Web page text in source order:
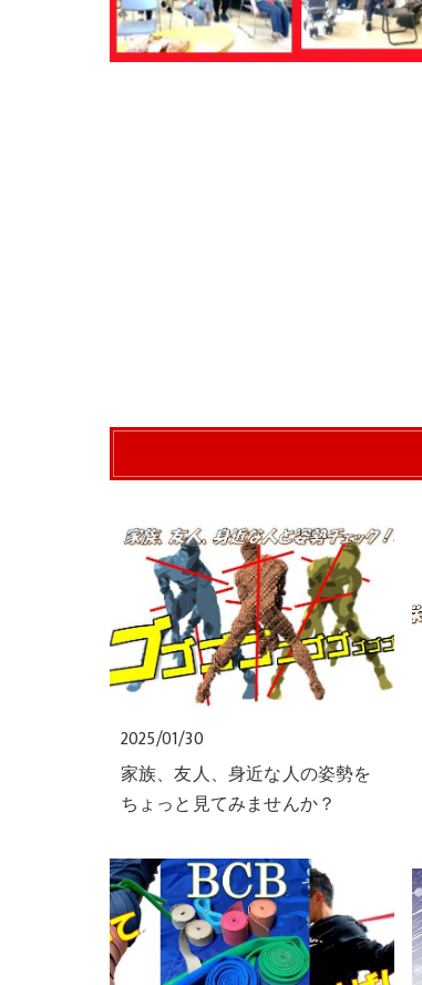
2025/01/30
家族、友人、身近な人の姿勢を
ちょっと見てみませんか？